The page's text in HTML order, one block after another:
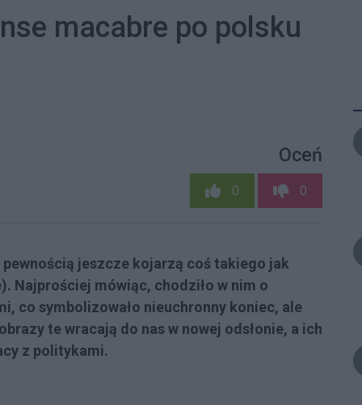
macabre po polsku
Oceń
0 0
jeszcze kojarzą coś takiego jak
Najprościej mówiąc, chodziło w nim o
co symbolizowało nieuchronny koniec, ale
te wracają do nas w nowej odsłonie, a ich
z politykami.